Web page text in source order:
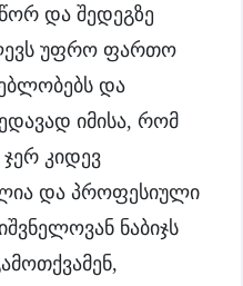
და შედეგზე
უფრო ფართო
და
იმისა, რომ
კიდევ
და პროფესიული
ნაბიჯს